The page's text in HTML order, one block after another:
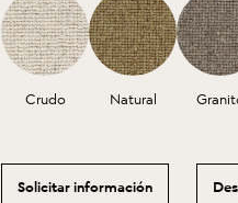
Crudo Natural
Solicitar información